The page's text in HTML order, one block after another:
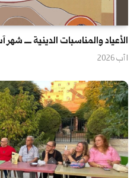
الأعياد والمناسبات الدينية ــــ شهر آب
1 آب 2026